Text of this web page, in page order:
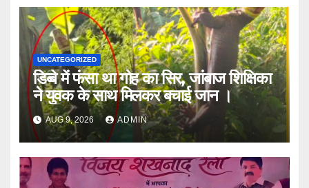
UNCATEGORIZED
डिब्बे में फंसा था गोह का सिर, जांबाज शिक्षिका
ने युवक के साथ मिलकर बचाई जान ।
AUG 9, 2026 ADMIN